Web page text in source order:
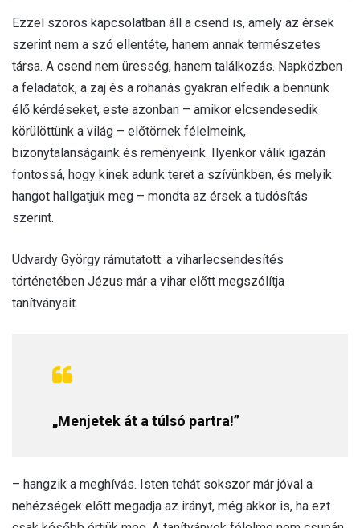
Ezzel szoros kapcsolatban áll a csend is, amely az érsek
szerint nem a szó ellentéte, hanem annak természetes
társa. A csend nem üresség, hanem találkozás. Napközben
a feladatok, a zaj és a rohanás gyakran elfedik a bennünk
élő kérdéseket, este azonban – amikor elcsendesedik
körülöttünk a világ – előtörnek félelmeink,
bizonytalanságaink és reményeink. Ilyenkor válik igazán
fontossá, hogy kinek adunk teret a szívünkben, és melyik
hangot hallgatjuk meg – mondta az érsek a tudósítás
szerint.
Udvardy György rámutatott: a viharlecsendesítés
történetében Jézus már a vihar előtt megszólítja
tanítványait.
„Menjetek át a túlsó partra!”
– hangzik a meghívás. Isten tehát sokszor már jóval a
nehézségek előtt megadja az irányt, még akkor is, ha ezt